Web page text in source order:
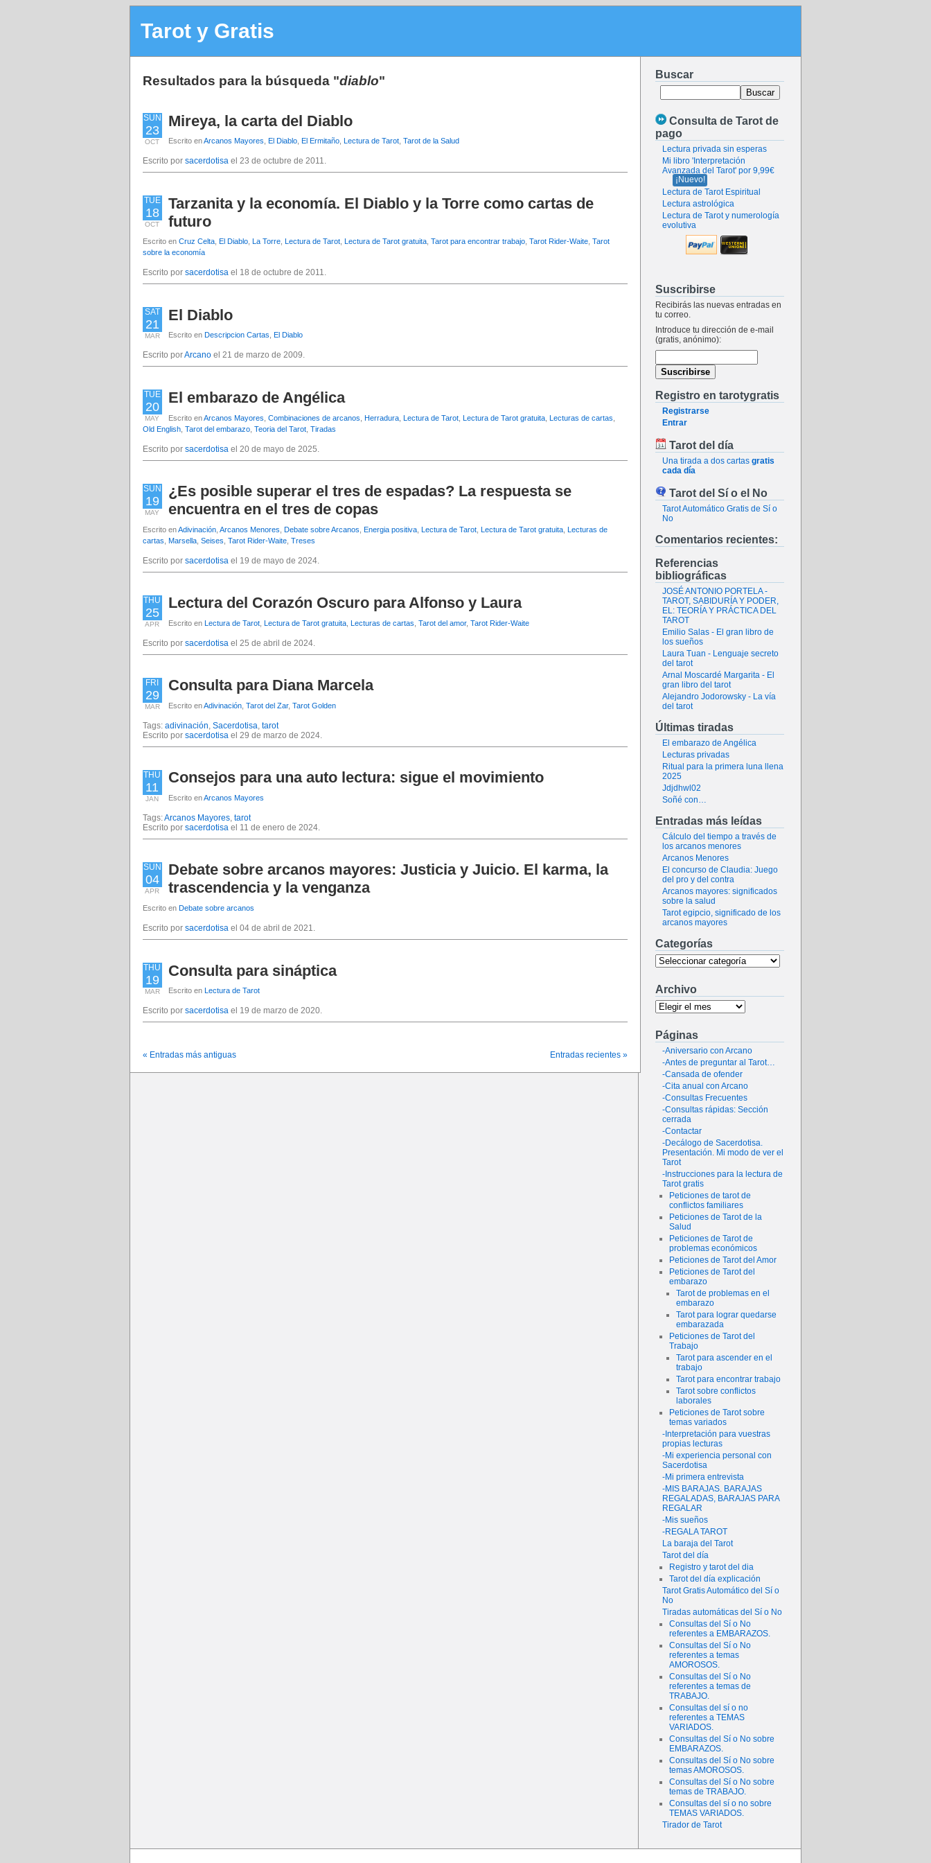
Tarot y Gratis
Resultados para la búsqueda "diablo"
SUN
23
OCT
Mireya, la carta del Diablo
Escrito enArcanos Mayores El Diablo, El Ermitaño, Lectura de Tarot, Tarot de la Salud
Escrito por sacerdotisa el 23 de octubre de 2011.
TUE
18
OCT
Tarzanita y la economía. El Diablo y la Torre como cartas de
futuro
Escrito en Cruz Celta El Diablo La Torre Lectura de Tarot Lectura de Tarot gratuita Tarot para encontrar trabajo Tarot Rider-Waite Tarot
sobre la economía
Escrito por sacerdotisa el 18 de octubre de 2011.
SAT
21
MAR
El Diablo
Escrito en Descripcion Cartas, El Diablo
Escrito porArcano el 21 de marzo de 2009.
TUE
20
MAY
El embarazo de Angélica
Escrito enArcanos Mayores Combinaciones de arcanos Herradura, Lectura de Tarot, Lectura de Tarot gratuita, Lecturas de cartas
Old English Tarot del embarazo Teoria del Tarot Tiradas
Escrito por sacerdotisa el 20 de mayo de 2025.
SUN
19
MAY
¿Es posible superar el tres de espadas? La respuesta se
encuentra en el tres de copas
Escrito enAdivinación Arcanos Menores Debate sobre Arcanos Energia positiva Lectura de Tarot Lectura de Tarot gratuita Lecturas de
cartas Marsella Seises Tarot Rider-Waite Treses
Escrito por sacerdotisa el 19 de mayo de 2024.
THU
25
APR
Lectura del Corazón Oscuro para Alfonso y Laura
Escrito en Lectura de Tarot, Lectura de Tarot gratuita, Lecturas de cartas Tarot del amor, Tarot Rider-Waite
Escrito por sacerdotisa el 25 de abril de 2024.
FRI
29
MAR
Consulta para Diana Marcela
Escrito enAdivinación, Tarot del Zar, Tarot Golden
Tags: adivinación Sacerdotisa tarot
Escrito por sacerdotisa el 29 de marzo de 2024.
THU
11
JAN
Consejos para una auto lectura: sigue el movimiento
Escrito enArcanos Mayores
Tags:Arcanos Mayores, tarot
Escrito por sacerdotisa el 11 de enero de 2024.
SUN
04
APR
Debate sobre arcanos mayores: Justicia y Juicio. El karma, la
trascendencia y la venganza
Escrito en Debate sobre arcanos
Escrito por sacerdotisa el 04 de abril de 2021.
THU
19
MAR
Consulta para sináptica
Escrito en Lectura de Tarot
Escrito por sacerdotisa el 19 de marzo de 2020.
« Entradas más antiguas Entradas recientes »
Buscar
Consulta de Tarot de
pago
Lectura privada sin esperas
Mi libro 'Interpretación
Avanzada del Tarot' por 9,99€
¡Nuevo!
Lectura de Tarot Espiritual
Lectura astrológica
Lectura de Tarot y numerología
evolutiva
Suscribirse
Recibirás las nuevas entradas en
tu correo.
Introduce tu dirección de e-mail
(gratis, anónimo):
Registro en tarotygratis
Registrarse
Entrar
Tarot del día
Una tirada a dos cartas gratis
cada día
Tarot del Sí o el No
Tarot Automático Gratis de Sí o
No
Comentarios recientes:
Referencias
bibliográficas
JOSÉ ANTONIO PORTELA -
TAROT, SABIDURÍA Y PODER,
EL: TEORÍA Y PRÁCTICA DEL
TAROT
Emilio Salas - El gran libro de
los sueños
Laura Tuan - Lenguaje secreto
del tarot
Arnal Moscardé Margarita - El
gran libro del tarot
Alejandro Jodorowsky - La vía
del tarot
Últimas tiradas
El embarazo de Angélica
Lecturas privadas
Ritual para la primera luna llena
2025
Jdjdhwl02
Soñé con…
Entradas más leídas
Cálculo del tiempo a través de
los arcanos menores
Arcanos Menores
El concurso de Claudia: Juego
del pro y del contra
Arcanos mayores: significados
sobre la salud
Tarot egipcio, significado de los
arcanos mayores
Categorías
Archivo
Páginas
-Aniversario con Arcano
-Antes de preguntar al Tarot…
-Cansada de ofender
-Cita anual con Arcano
-Consultas Frecuentes
-Consultas rápidas: Sección
cerrada
-Contactar
-Decálogo de Sacerdotisa.
Presentación. Mi modo de ver el
Tarot
-Instrucciones para la lectura de
Tarot gratis
Peticiones de tarot de
conflictos familiares
Peticiones de Tarot de la
Salud
Peticiones de Tarot de
problemas económicos
Peticiones de Tarot del Amor
Peticiones de Tarot del
embarazo
Tarot de problemas en el
embarazo
Tarot para lograr quedarse
embarazada
Peticiones de Tarot del
Trabajo
Tarot para ascender en el
trabajo
Tarot para encontrar trabajo
Tarot sobre conflictos
laborales
Peticiones de Tarot sobre
temas variados
-Interpretación para vuestras
propias lecturas
-Mi experiencia personal con
Sacerdotisa
-Mi primera entrevista
-MIS BARAJAS. BARAJAS
REGALADAS, BARAJAS PARA
REGALAR
-Mis sueños
-REGALA TAROT
La baraja del Tarot
Tarot del día
Registro y tarot del dia
Tarot del día explicación
Tarot Gratis Automático del Sí o
No
Tiradas automáticas del Sí o No
Consultas del Sí o No
referentes a EMBARAZOS.
Consultas del Sí o No
referentes a temas
AMOROSOS.
Consultas del Sí o No
referentes a temas de
TRABAJO.
Consultas del sí o no
referentes a TEMAS
VARIADOS.
Consultas del Sí o No sobre
EMBARAZOS.
Consultas del Sí o No sobre
temas AMOROSOS.
Consultas del Sí o No sobre
temas de TRABAJO.
Consultas del sí o no sobre
TEMAS VARIADOS.
Tirador de Tarot